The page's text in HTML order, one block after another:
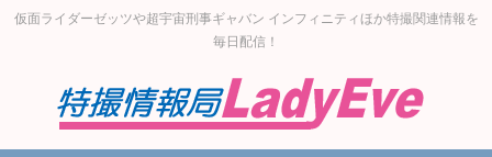
仮面ライダーゼッツや超宇宙刑事ギャバン インフィニティほか特撮関連情報を
毎日配信！